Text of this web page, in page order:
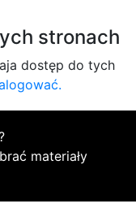
stronach
dostęp do tych
materiały